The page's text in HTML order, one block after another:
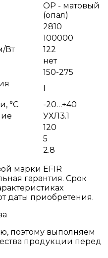
OP - матовый
(опал)
2810
100000
Вт
122
нет
150-275
I
°С
-20…+40
УХЛ3.1
120
5
2.8
марки EFIR
гарантия. Срок
даты приобретения.
поэтому выполняем
продукции перед